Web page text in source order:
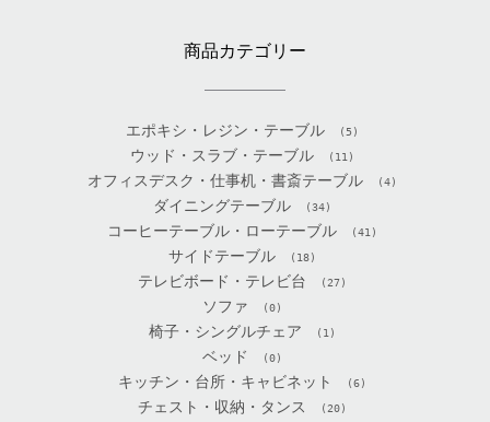
商品カテゴリー
エポキシ・レジン・テーブル (5)
ウッド・スラブ・テーブル (11)
オフィスデスク・仕事机・書斎テーブル (4)
ダイニングテーブル (34)
コーヒーテーブル・ローテーブル (41)
サイドテーブル (18)
テレビボード・テレビ台 (27)
ソファ (0)
椅子・シングルチェア (1)
ベッド (0)
キッチン・台所・キャビネット (6)
チェスト・収納・タンス (20)